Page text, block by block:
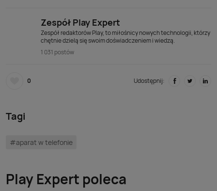
Zespół Play Expert
Zespół redaktorów Play, to miłośnicy nowych technologii, którzy
chętnie dzielą się swoim doświadczeniem i wiedzą.
1 031 postów
0 Udostępnij:
Tagi
#aparat w telefonie
Play Expert poleca